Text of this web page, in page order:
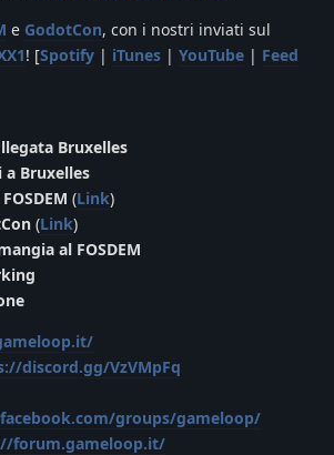
e GodotCon, con i nostri inviati sul
! [Spotify | iTunes | YouTube | Feed
Bruxelles
a Bruxelles
(Link)
(Link)
al FOSDEM
discord.gg/VzVMpFq
groups/gameloop/
forum.gameloop.it/